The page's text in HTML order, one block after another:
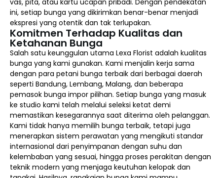
vas, pita, atau kartu ucapan pribadi. Dengan pendekatan
ini, setiap bunga yang dikirimkan benar-benar menjadi
ekspresi yang otentik dan tak terlupakan.
Komitmen Terhadap Kualitas dan
Ketahanan Bunga
Salah satu keunggulan utama Lexa Florist adalah kualitas
bunga yang kami gunakan. Kami menjalin kerja sama
dengan para petani bunga terbaik dari berbagai daerah
seperti Bandung, Lembang, Malang, dan beberapa
pemasok bunga impor pilihan. Setiap bunga yang masuk
ke studio kami telah melalui seleksi ketat demi
memastikan kesegarannya saat diterima oleh pelanggan.
Kami tidak hanya memilih bunga terbaik, tetapi juga
menerapkan sistem perawatan yang mengikuti standar
internasional dari penyimpanan dengan suhu dan
kelembaban yang sesuai, hingga proses perakitan dengan
teknik modern yang menjaga keutuhan kelopak dan